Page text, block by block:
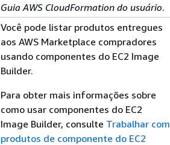
Guia AWS CloudFormation do usuário.
Você pode listar produtos entregues
aos AWS Marketplace compradores
usando componentes do EC2 Image
Builder.
Para obter mais informações sobre
como usar componentes do EC2
Image Builder, consulte Trabalhar com
produtos de componente do EC2